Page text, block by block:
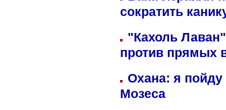
сократить
"Кахоль
против прямых
Охана: я пойду
Мозеса